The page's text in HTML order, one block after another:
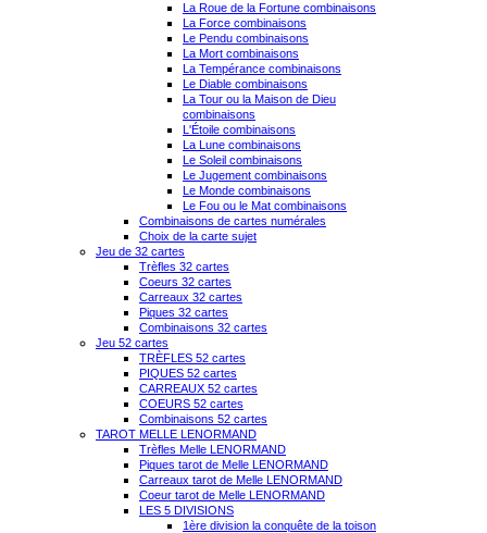
La Roue de la Fortune combinaisons
La Force combinaisons
Le Pendu combinaisons
La Mort combinaisons
La Tempérance combinaisons
Le Diable combinaisons
La Tour ou la Maison de Dieu
combinaisons
L'Étoile combinaisons
La Lune combinaisons
Le Soleil combinaisons
Le Jugement combinaisons
Le Monde combinaisons
Le Fou ou le Mat combinaisons
Combinaisons de cartes numérales
Choix de la carte sujet
Jeu de 32 cartes
Trèfles 32 cartes
Coeurs 32 cartes
Carreaux 32 cartes
Piques 32 cartes
Combinaisons 32 cartes
Jeu 52 cartes
TRÈFLES 52 cartes
PIQUES 52 cartes
CARREAUX 52 cartes
COEURS 52 cartes
Combinaisons 52 cartes
TAROT MELLE LENORMAND
Trèfles Melle LENORMAND
Piques tarot de Melle LENORMAND
Carreaux tarot de Melle LENORMAND
Coeur tarot de Melle LENORMAND
LES 5 DIVISIONS
1ère division la conquête de la toison